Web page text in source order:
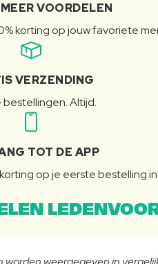
VOORDELEN
korting op jouw favoriete
VERZENDING
bestellingen. Altijd.
TOT DE APP
op je eerste bestelling